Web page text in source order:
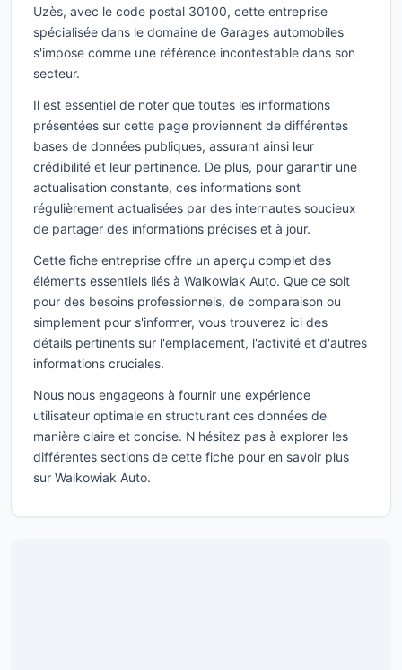
Uzès, avec le code postal 30100, cette entreprise
spécialisée dans le domaine de Garages automobiles
s'impose comme une référence incontestable dans son
secteur.
Il est essentiel de noter que toutes les informations
présentées sur cette page proviennent de différentes
bases de données publiques, assurant ainsi leur
crédibilité et leur pertinence. De plus, pour garantir une
actualisation constante, ces informations sont
régulièrement actualisées par des internautes soucieux
de partager des informations précises et à jour.
Cette fiche entreprise offre un aperçu complet des
éléments essentiels liés à Walkowiak Auto. Que ce soit
pour des besoins professionnels, de comparaison ou
simplement pour s'informer, vous trouverez ici des
détails pertinents sur l'emplacement, l'activité et d'autres
informations cruciales.
Nous nous engageons à fournir une expérience
utilisateur optimale en structurant ces données de
manière claire et concise. N'hésitez pas à explorer les
différentes sections de cette fiche pour en savoir plus
sur Walkowiak Auto.